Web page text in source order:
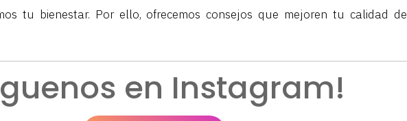
tu bienestar. Por ello, ofrecemos consejos que mejoren tu calidad de
en Instagram!